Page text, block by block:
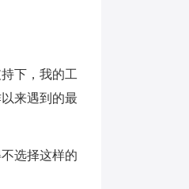
下，我的工
来遇到的最
选择这样的